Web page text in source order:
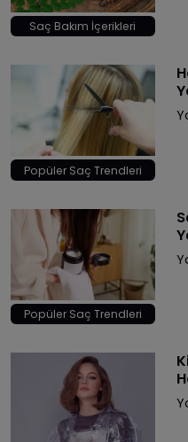
Saç Bakım İçerikleri
Popüler Saç Trendleri
Popüler Saç Trendleri